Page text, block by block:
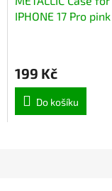
IPHONE 17 Pro pink
199 Kč
Do košíku